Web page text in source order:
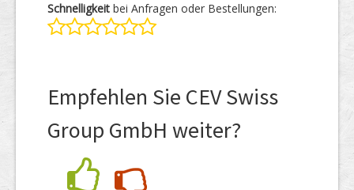
Schnelligkeit bei Anfragen oder Bestellungen:
Empfehlen Sie CEV Swiss
Group GmbH weiter?